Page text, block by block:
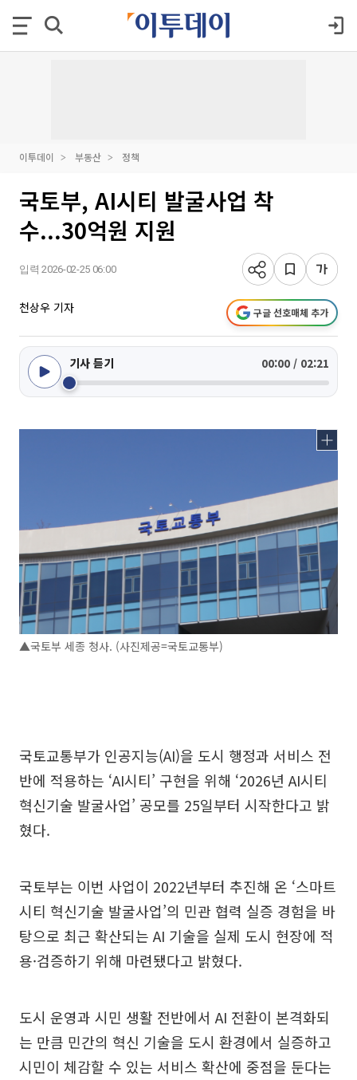
이투데이 부동산 정책
국토부, AI시티 발굴사업 착
수...30억원 지원
입력 2026-02-25 06:00
천상우 기자 구글 선호매체 추가
기사 듣기 00:00 / 02:21
▲국토부 세종 청사. (사진제공=국토교통부)
국토교통부가 인공지능(AI)을 도시 행정과 서비스 전
반에 적용하는 ‘AI시티’ 구현을 위해 ‘2026년 AI시티
혁신기술 발굴사업’ 공모를 25일부터 시작한다고 밝
혔다.
국토부는 이번 사업이 2022년부터 추진해 온 ‘스마트
시티 혁신기술 발굴사업’의 민관 협력 실증 경험을 바
탕으로 최근 확산되는 AI 기술을 실제 도시 현장에 적
용·검증하기 위해 마련됐다고 밝혔다.
도시 운영과 시민 생활 전반에서 AI 전환이 본격화되
는 만큼 민간의 혁신 기술을 도시 환경에서 실증하고
시민이 체감할 수 있는 서비스 확산에 중점을 둔다는